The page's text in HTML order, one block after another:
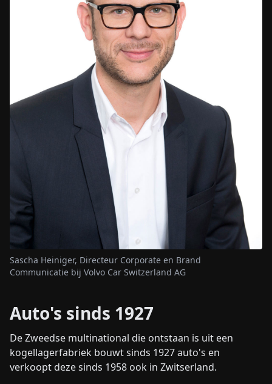
Sascha Heiniger, Directeur Corporate en Brand
Communicatie bij Volvo Car Switzerland AG
Auto's sinds 1927
De Zweedse multinational die ontstaan is uit een
kogellagerfabriek bouwt sinds 1927 auto's en
verkoopt deze sinds 1958 ook in Zwitserland.